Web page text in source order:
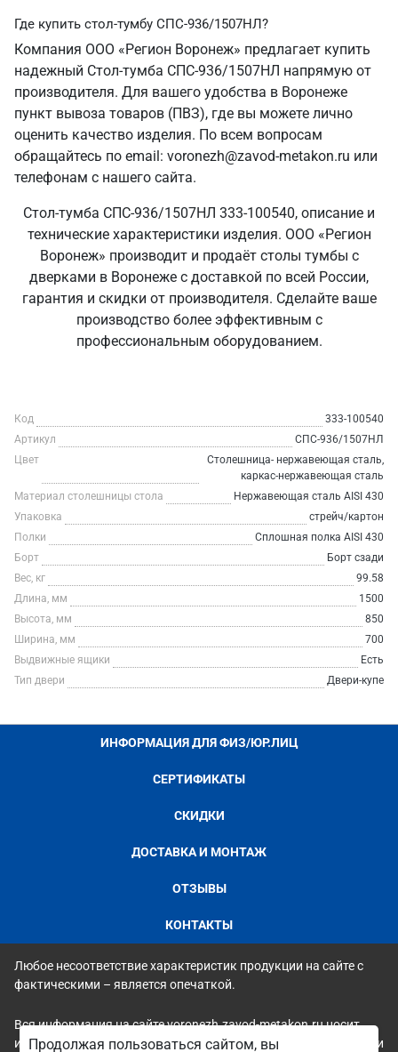
Где купить стол-тумбу СПС-936/1507НЛ?
Компания ООО «Регион Воронеж» предлагает купить
надежный Стол-тумба СПС-936/1507НЛ напрямую от
производителя. Для вашего удобства в Воронеже
пункт вывоза товаров (ПВЗ), где вы можете лично
оценить качество изделия. По всем вопросам
обращайтесь по email: voronezh@zavod-metakon.ru или
телефонам с нашего сайта.
Стол-тумба СПС-936/1507НЛ 333-100540, описание и
технические характеристики изделия. ООО «Регион
Воронеж» производит и продаёт столы тумбы с
дверками в Воронеже с доставкой по всей России,
гарантия и скидки от производителя. Сделайте ваше
производство более эффективным с
профессиональным оборудованием.
Код
333-100540
Артикул
СПС-936/1507НЛ
Цвет
Столешница- нержавеющая сталь,
каркас-нержавеющая сталь
Материал столешницы стола
Нержавеющая сталь AISI 430
Упаковка
стрейч/картон
Полки
Сплошная полка AISI 430
Борт
Борт сзади
Вес, кг
99.58
Длина, мм
1500
Высота, мм
850
Ширина, мм
700
Выдвижные ящики
Есть
Тип двери
Двери-купе
ИНФОРМАЦИЯ ДЛЯ ФИЗ/ЮР.ЛИЦ
СЕРТИФИКАТЫ
СКИДКИ
ДОСТАВКА И МОНТАЖ
ОТЗЫВЫ
КОНТАКТЫ
Любое несоответствие характеристик продукции на сайте с
фактическими – является опечаткой.
Вся информация на сайте voronezh.zavod-metakon.ru носит
исключительно ознакомительный и справочный характер и ни
Продолжая пользоваться сайтом, вы